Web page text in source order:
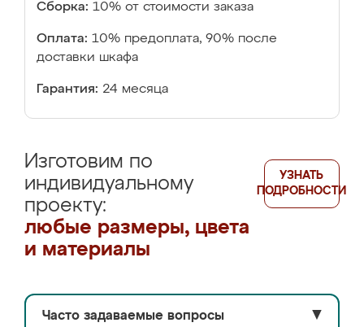
Сборка: 10% от стоимости заказа
Оплата: 10% предоплата, 90% после
доставки шкафа
Гарантия: 24 месяца
Изготовим по
индивидуальному
проекту:
любые размеры, цвета
и материалы
УЗНАТЬ
ПОДРОБНОСТИ
Часто задаваемые вопросы ▼